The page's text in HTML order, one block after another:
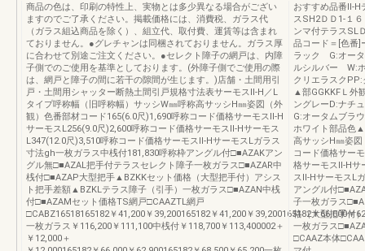
商品の色は、印刷の特性上、実物とは多少異なる場合がござい
ますのでご了承ください。掲載価格には、消費税、ガラス代
（ガラス組込商品を除く）、組立代、取付費、運賃等は含まれ
ておりません。●グレチャンは同梱されておりません。ガラス厚
に合わせて別途ご注文ください。●セレクト障子の網戸は、内障
子側でのご使用を基準としております。(外障子側でご使用の際
は、網戸と障子の間に若干の隙間が生じます。)店舗・土間用引
戸・土間用シャッター断熱土間引戸規格寸法表サーモスⅡ-H／L
タイプ呼称幅（旧呼称幅）サッシW㎜呼称高サッシH㎜姿図（外
観）色番部材コード165(6.0尺)1,690呼称コード価格サーモスⅡ-H
サーモスL256(9.0尺)2,600呼称コード価格サーモスⅡ-Hサーモス
L347(12.0尺)3,510呼称コード価格サーモスⅡ-HサーモスLガラス
寸法gh一枚ガラス中桟付181,830呼称枠アングル付□■AZAKアン
グル無□■AZAL把手付テラスセレクト障子一枚ガラス□■AZAR中
桟付□■AZAP大型把手▲BZKKセット価格（大型把手付）アシス
ト把手差額▲BZKLテラス障子（引手）一枚ガラス□■AZAN中桟
付□■AZAMセット価格TS網戸□CAAZTL網戸
□CABZ16518165182￥41,200￥39,200165182￥41,200￥39,200165182￥66,000￥
一枚ガラス￥116,200￥111,100中桟付￥118,700￥113,400002＋
￥12,000＋
おすすめ品番Ⅱ-H
スSH2ＤＤ1-１
ンマ付テラスSL
品コード＝[色番]
ラック G:オー
ルシルバー W:
クリエラスク
▲部GGKKFＬ外
ングレーD:ナチ
G:オータムブラ
ホワイト部品色
高サッシH㎜姿
コード価格サー
格サーモスⅡ-Hサ
スⅡ-HサーモスL
アングル付
子一枚ガラス
格（大型把手付
一枚ガラス
□CAAZ本体